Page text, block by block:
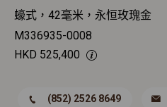
蠔式，42毫米，永恒玫瑰金
M336935-0008
HKD 525,400
(852) 2526 8649